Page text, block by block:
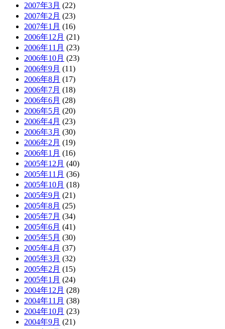
2007年3月 (22)
2007年2月 (23)
2007年1月 (16)
2006年12月 (21)
2006年11月 (23)
2006年10月 (23)
2006年9月 (11)
2006年8月 (17)
2006年7月 (18)
2006年6月 (28)
2006年5月 (20)
2006年4月 (23)
2006年3月 (30)
2006年2月 (19)
2006年1月 (16)
2005年12月 (40)
2005年11月 (36)
2005年10月 (18)
2005年9月 (21)
2005年8月 (25)
2005年7月 (34)
2005年6月 (41)
2005年5月 (30)
2005年4月 (37)
2005年3月 (32)
2005年2月 (15)
2005年1月 (24)
2004年12月 (28)
2004年11月 (38)
2004年10月 (23)
2004年9月 (21)